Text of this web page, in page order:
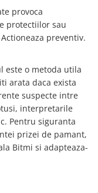
provoca
protectiilor sau
preventiv.
este o metoda utila
arata daca exista
suspecte intre
interpretarile
Pentru siguranta
prizei de pamant,
Bitmi si adapteaza-